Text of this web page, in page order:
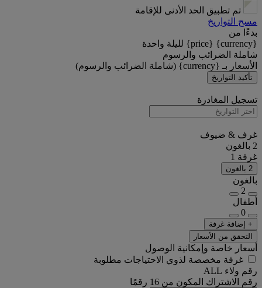
تم تطبيق الحد الأدنى للإقامة
مسح التواريخ
بدءًا من
{currency} {price} لليلة واحدة
شاملة الضرائب والرسوم
الأسعار بـ {currency} (شاملة الضرائب والرسوم)
تأكيد التواريخ
تسجيل المغادرة
غرف & ضيوف
2 بالغون
غرفة 1
2 بالغون
بالغون
2
أطفال
0
+ إضافة غرفة
التحقق من الأسعار
أسعار خاصة وإمكانية الوصول
غرفة مخصصة لذوي الاحتياجات مطلوبة
رقم ولاء ALL
رقم الاشتراك المكون من 16 رقمًا